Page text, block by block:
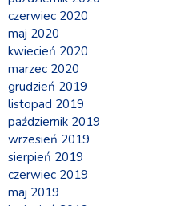
czerwiec 2020
maj 2020
kwiecień 2020
marzec 2020
grudzień 2019
listopad 2019
październik 2019
wrzesień 2019
sierpień 2019
czerwiec 2019
maj 2019